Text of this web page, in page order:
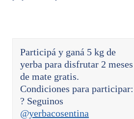
Participá y ganá 5 kg de
yerba para disfrutar 2 meses
de mate gratis.
Condiciones para participar:
? Seguinos
@yerbacosentina